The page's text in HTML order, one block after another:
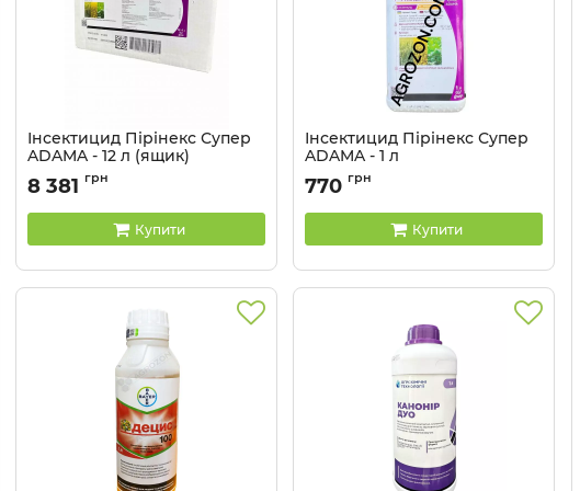
Інсектицид Пірінекс Супер
ADAMA - 12 л (ящик)
Артикул: 13028011-12
8 381 грн
Купити
Інсектицид Пірінекс Супер
ADAMA - 1 л
Артикул: 13028011
770 грн
Купити